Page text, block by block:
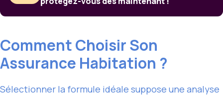
Comment Choisir Son
Assurance Habitation ?
Sélectionner la formule idéale suppose une analyse